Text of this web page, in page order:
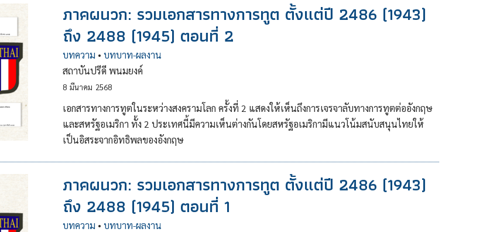
ภาคผนวก: รวมเอกสารทางการทูต ตั้งแต่ปี 2486 (1943)
ถึง 2488 (1945) ตอนที่ 2
บทความ • บทบาท-ผลงาน
สถาบันปรีดี พนมยงค์
8 มีนาคม 2568
เอกสารทางการทูตในระหว่างสงครามโลก ครั้งที่ 2 แสดงให้เห็นถึงการเจรจาลับทางการทูตต่ออังกฤษ
และสหรัฐอเมริกา ทั้ง 2 ประเทศนี้มีความเห็นต่างกันโดยสหรัฐอเมริกามีแนวโน้มสนับสนุนไทยให้
เป็นอิสระจากอิทธิพลของอังกฤษ
ภาคผนวก: รวมเอกสารทางการทูต ตั้งแต่ปี 2486 (1943)
ถึง 2488 (1945) ตอนที่ 1
บทความ • บทบาท-ผลงาน